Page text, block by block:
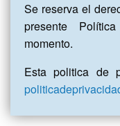
Se reserva el
presente
momento.
Esta politica de